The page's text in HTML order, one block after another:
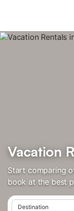
Vacation
Start comparing
book at the best
Destination